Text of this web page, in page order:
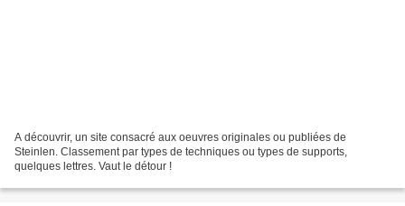
A découvrir, un site consacré aux oeuvres originales ou publiées de
Steinlen. Classement par types de techniques ou types de supports,
quelques lettres. Vaut le détour !